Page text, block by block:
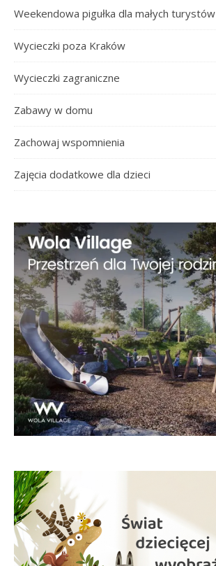
Weekendowa pigułka dla małych turystów
Wycieczki poza Kraków
Wycieczki zagraniczne
Zabawy w domu
Zachowaj wspomnienia
Zajęcia dodatkowe dla dzieci